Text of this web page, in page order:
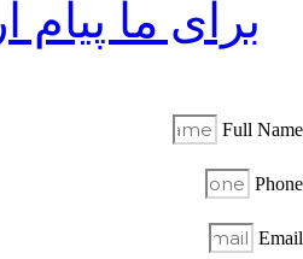
برای ما پیام
Full Name
Phone
Email